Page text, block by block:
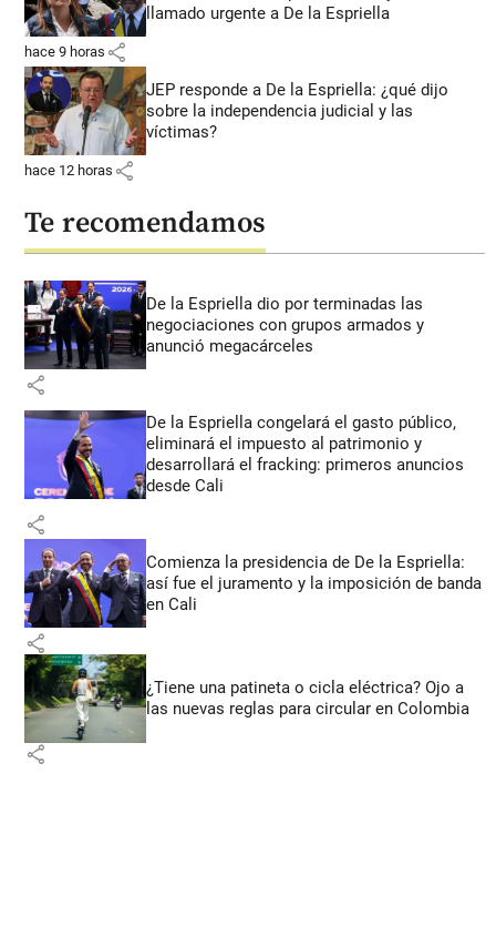
llamado urgente a De la Espriella
hace 9 horas share
JEP responde a De la Espriella: ¿qué dijo
sobre la independencia judicial y las
víctimas?
hace 12 horas share
Te recomendamos
De la Espriella dio por terminadas las
negociaciones con grupos armados y
anunció megacárceles
share
De la Espriella congelará el gasto público,
eliminará el impuesto al patrimonio y
desarrollará el fracking: primeros anuncios
desde Cali
share
Comienza la presidencia de De la Espriella:
así fue el juramento y la imposición de banda
en Cali
share
¿Tiene una patineta o cicla eléctrica? Ojo a
las nuevas reglas para circular en Colombia
share